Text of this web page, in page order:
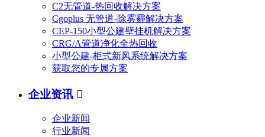
C2无管道-热回收解决方案
Cgoplus 无管道-除雾霾解决方案
CEP-150小型公建壁挂机解决方案
CRG/A管道净化全热回收
小型公建-柜式新风系统解决方案
获取您的专属方案
企业资讯 
企业新闻
行业新闻